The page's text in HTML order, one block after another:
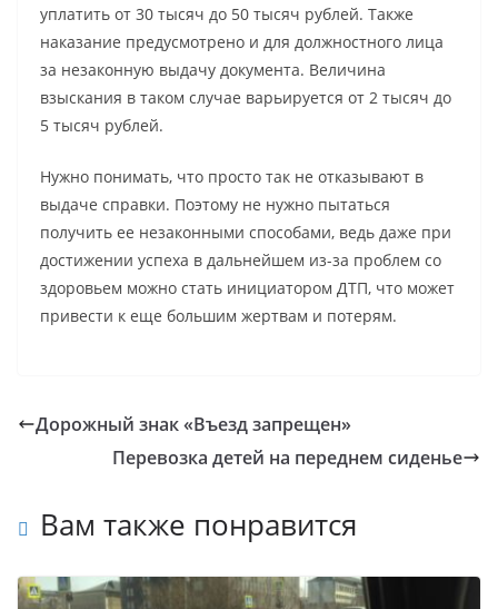
уплатить от 30 тысяч до 50 тысяч рублей. Также
наказание предусмотрено и для должностного лица
за незаконную выдачу документа. Величина
взыскания в таком случае варьируется от 2 тысяч до
5 тысяч рублей.
Нужно понимать, что просто так не отказывают в
выдаче справки. Поэтому не нужно пытаться
получить ее незаконными способами, ведь даже при
достижении успеха в дальнейшем из-за проблем со
здоровьем можно стать инициатором ДТП, что может
привести к еще большим жертвам и потерям.
Дорожный знак «Въезд запрещен»
Перевозка детей на переднем сиденье
Вам также понравится